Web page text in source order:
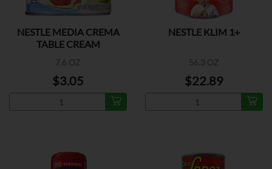
NESTLE MEDIA CREMA
TABLE CREAM
7.6 OZ
$3.05
NESTLE KLIM 1+
56.3 OZ
$22.89